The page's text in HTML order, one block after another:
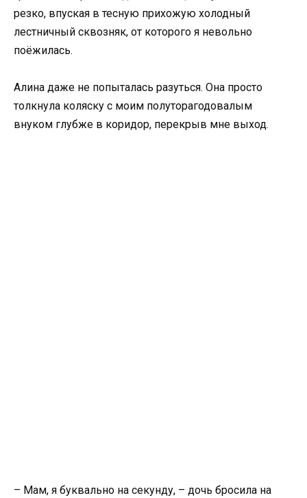
резко, впуская в тесную прихожую холодный
лестничный сквозняк, от которого я невольно
поёжилась.
Алина даже не попыталась разуться. Она просто
толкнула коляску с моим полуторагодовалым
внуком глубже в коридор, перекрыв мне выход.
– Мам, я буквально на секунду, – дочь бросила на